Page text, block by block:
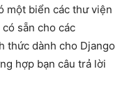
một biển các thư viện
sẵn cho các
thức dành cho Django
hợp bạn câu trả lời